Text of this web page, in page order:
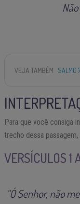
VEJA TAMBÉM SALMO
Para que você consiga
trecho dessa passagem,
VERSÍCULOS 1
“Ó Senhor, não